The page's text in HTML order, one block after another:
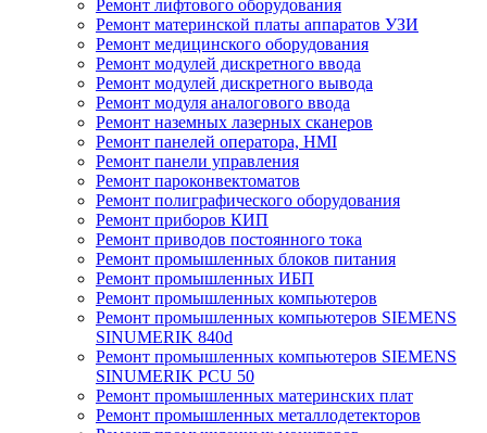
Ремонт лифтового оборудования
Ремонт материнской платы аппаратов УЗИ
Ремонт медицинского оборудования
Ремонт модулей дискретного ввода
Ремонт модулей дискретного вывода
Ремонт модуля аналогового ввода
Ремонт наземных лазерных сканеров
Ремонт панелей оператора, HMI
Ремонт панели управления
Ремонт пароконвектоматов
Ремонт полиграфического оборудования
Ремонт приборов КИП
Ремонт приводов постоянного тока
Ремонт промышленных блоков питания
Ремонт промышленных ИБП
Ремонт промышленных компьютеров
Ремонт промышленных компьютеров SIEMENS
SINUMERIK 840d
Ремонт промышленных компьютеров SIEMENS
SINUMERIK PCU 50
Ремонт промышленных материнских плат
Ремонт промышленных металлодетекторов